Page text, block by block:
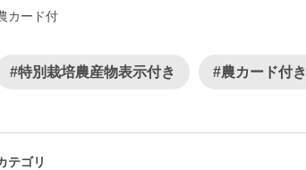
カード付
#特別栽培農産物表示付き #農カード付き
テゴリ